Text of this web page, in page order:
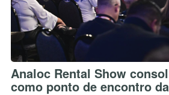
Analoc Rental Show
como ponto de encontro